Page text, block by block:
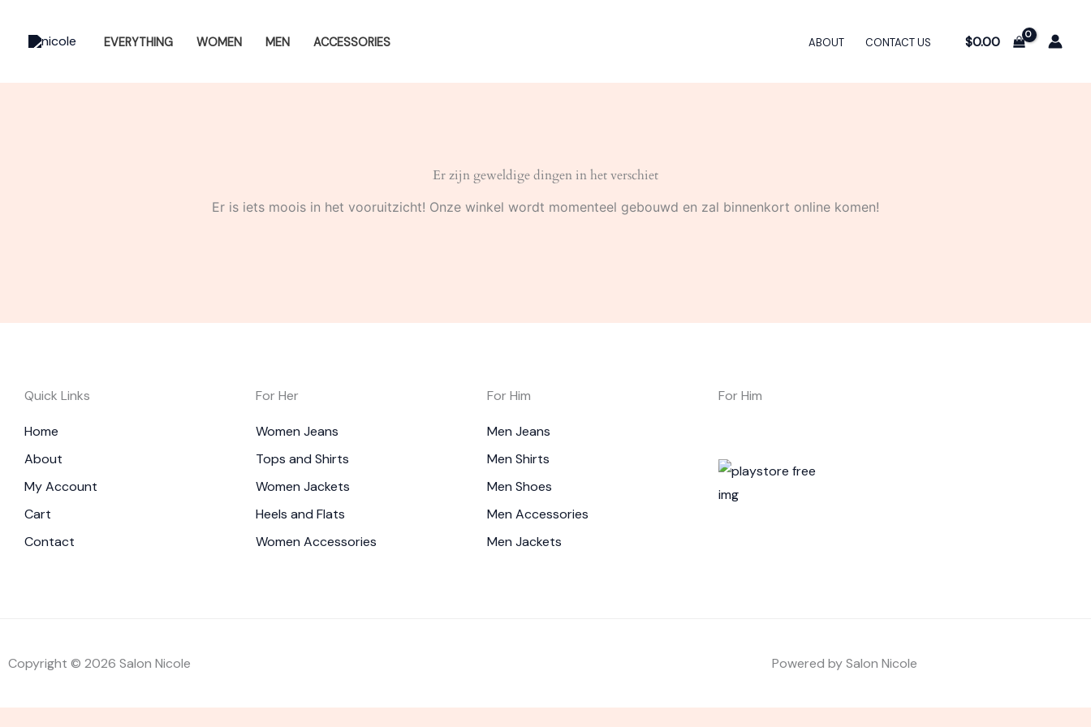
inhoud
EVERYTHING WOMEN MEN ACCESSORIES ABOUT CONTACT US $0.00
Er zijn geweldige dingen in het verschiet
Er is iets moois in het vooruitzicht! Onze winkel wordt momenteel gebouwd en zal binnenkort online komen!
Quick Links
Home
About
My Account
Cart
Contact
For Her
Women Jeans
Tops and Shirts
Women Jackets
Heels and Flats
Women Accessories
For Him
Men Jeans
Men Shirts
Men Shoes
Men Accessories
Men Jackets
For Him
Copyright © 2026 Salon Nicole Powered by Salon Nicole